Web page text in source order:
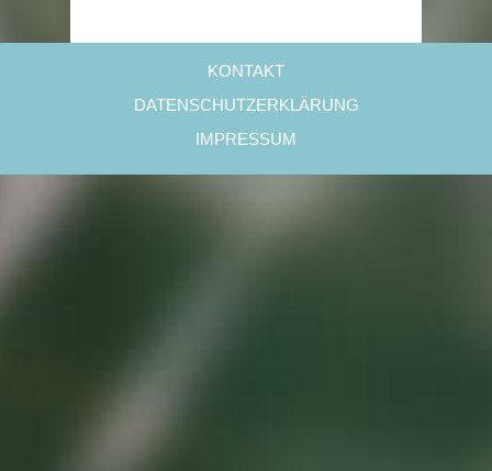
KONTAKT
DATENSCHUTZERKLÄRUNG
IMPRESSUM